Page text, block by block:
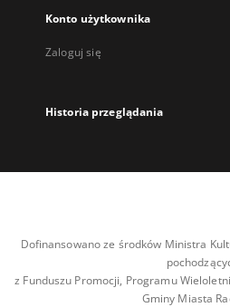
Konto użytkownika
Zaloguj się
Historia przeglądania
Dofinansowano ze środków Ministra
z Funduszu Promocji, Programu
Gminy Miasta